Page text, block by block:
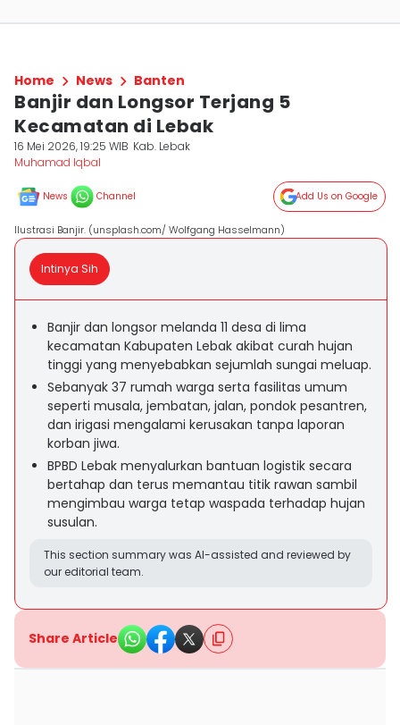
Home News Banten
Banjir dan Longsor Terjang 5
Kecamatan di Lebak
16 Mei 2026, 19:25 WIB Kab. Lebak
Muhamad Iqbal
News Channel Add Us on Google
Ilustrasi Banjir. (unsplash.com/ Wolfgang Hasselmann)
Intinya Sih
Banjir dan longsor melanda 11 desa di lima
kecamatan Kabupaten Lebak akibat curah hujan
tinggi yang menyebabkan sejumlah sungai meluap.
Sebanyak 37 rumah warga serta fasilitas umum
seperti musala, jembatan, jalan, pondok pesantren,
dan irigasi mengalami kerusakan tanpa laporan
korban jiwa.
BPBD Lebak menyalurkan bantuan logistik secara
bertahap dan terus memantau titik rawan sambil
mengimbau warga tetap waspada terhadap hujan
susulan.
This section summary was AI-assisted and reviewed by
our editorial team.
Share Article